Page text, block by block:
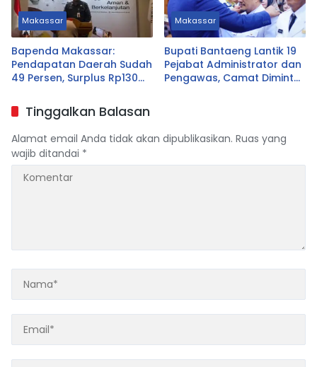
Makassar
Bapenda Makassar:
Pendapatan Daerah Sudah
49 Persen, Surplus Rp130
Makassar
Bupati Bantaeng Lantik 19
Pejabat Administrator dan
Pengawas, Camat Diminta
Tinggalkan Balasan
Alamat email Anda tidak akan dipublikasikan. Ruas yang
wajib ditandai *